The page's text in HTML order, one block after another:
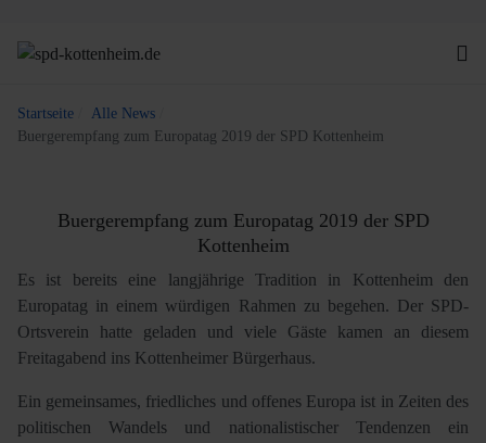
Startseite
Alle News
Buergerempfang zum Europatag 2019 der SPD Kottenheim
Buergerempfang zum Europatag 2019 der SPD
Kottenheim
Es ist bereits eine langjährige Tradition in Kottenheim den
Europatag in einem würdigen Rahmen zu begehen. Der SPD-
Ortsverein hatte geladen und viele Gäste kamen an diesem
Freitagabend ins Kottenheimer Bürgerhaus.
Ein gemeinsames, friedliches und offenes Europa ist in Zeiten des
politischen Wandels und nationalistischer Tendenzen ein